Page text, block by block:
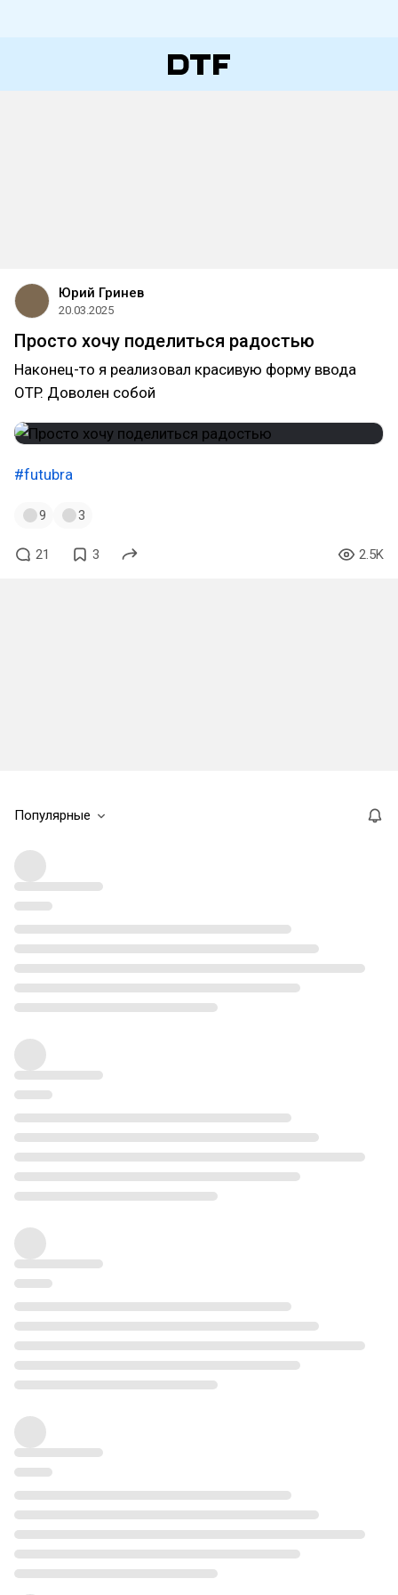
Юрий Гринев
20.03.2025
Просто хочу поделиться радостью
Наконец-то я реализовал красивую форму ввода
OTP. Доволен собой
#futubra
9 3
21 3 2.5K
Популярные